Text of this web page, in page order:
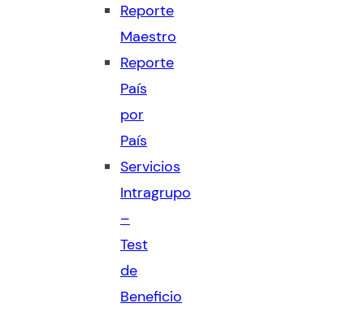
Reporte
Maestro
Reporte
País
por
País
Servicios
Intragrupo
–
Test
de
Beneficio